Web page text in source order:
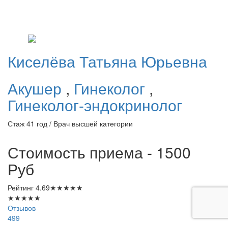
КиселёваТатьяна Юрьевна
Акушер , Гинеколог ,
Гинеколог-эндокринолог
Стаж 41 год / Врач высшей категории
Стоимость приема - 1500
Руб
Рейтинг 4.69★★★★★
★★★★★
Отзывов
499